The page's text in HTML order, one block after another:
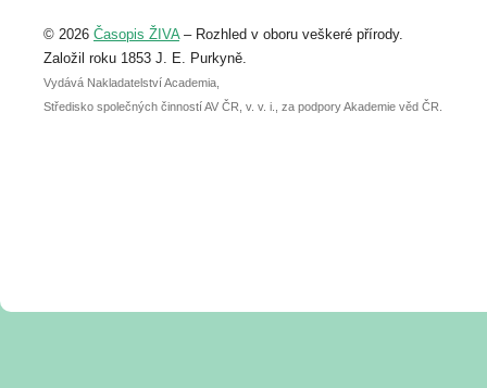
abstraktu přihlášené přednášky nebo
posteru je už 30. června.
© 2026 Časopis ŽIVA– Rozhled v oboru veškeré přírody.
Založil roku 1853 J. E. Purkyně.
Vydává Nakladatelství Academia,
Středisko společných činností AV ČR, v. v. i., za podpory Akademie věd ČR.